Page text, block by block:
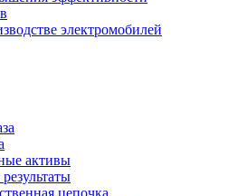
электромобилей
активы
цепочка